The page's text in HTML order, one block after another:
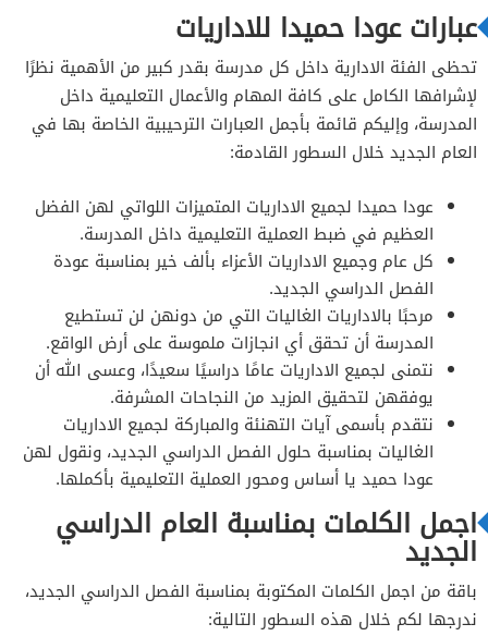
عبارات عودا حميدا للاداريات
تحظى الفئة الادارية داخل كل مدرسة بقدر كبير من الأهمية نظرًا
لإشرافها الكامل على كافة المهام والأعمال التعليمية داخل
المدرسة، وإليكم قائمة بأجمل العبارات الترحيبية الخاصة بها في
العام الجديد خلال السطور القادمة:
عودا حميدا لجميع الاداريات المتميزات اللواتي لهن الفضل
العظيم في ضبط العملية التعليمية داخل المدرسة.
كل عام وجميع الاداريات الأعزاء بألف خير بمناسبة عودة
الفصل الدراسي الجديد.
مرحبًا بالاداريات الغاليات التي من دونهن لن تستطيع
المدرسة أن تحقق أي انجازات ملموسة على أرض الواقع.
نتمنى لجميع الاداريات عامًا دراسيًا سعيدًا، وعسى الله أن
يوفقهن لتحقيق المزيد من النجاحات المشرفة.
نتقدم بأسمى آيات التهنئة والمباركة لجميع الاداريات
الغاليات بمناسبة حلول الفصل الدراسي الجديد، ونقول لهن
عودا حميد يا أساس ومحور العملية التعليمية بأكملها.
اجمل الكلمات بمناسبة العام الدراسي
الجديد
باقة من اجمل الكلمات المكتوبة بمناسبة الفصل الدراسي الجديد،
ندرجها لكم خلال هذه السطور التالية: